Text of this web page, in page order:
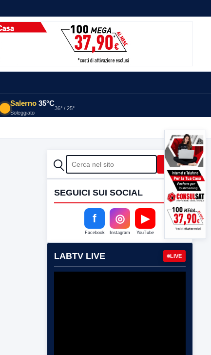
Salerno 35°C
Soleggiato
36° / 25°
CERCA Cerca
SEGUICI SUI SOCIAL
f
Facebook
◎
Instagram
▶
YouTube
LABTV LIVE LIVE